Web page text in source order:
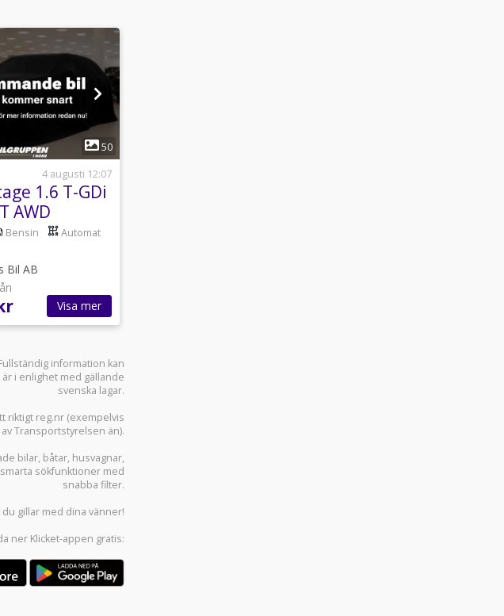
50
4 augusti 12:07
1.6 T-GDi
AWD
hjul
Bensin Automat
Bil AB
Visa mer
information kan
i enlighet med gällande
svenska lagar.
riktigt reg.nr (exempelvis
Transportstyrelsen än).
bilar, båtar, husvagnar,
sökfunktioner med
snabba filter.
gillar med dina vänner!
ner Klicket-appen gratis: